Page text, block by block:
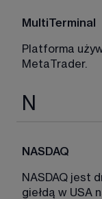
MultiTerminal
Platforma
MetaTrader.
N
NASDAQ
NASDAQ jest
giełdą w USA